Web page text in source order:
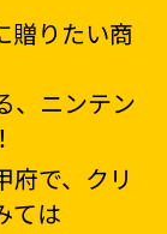
贈りたい商
、ニンテン
府で、クリ
ては